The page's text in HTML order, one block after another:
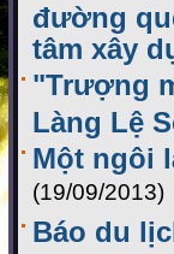
đường
tâm xây
"Trượng
Làng Lệ
Một ngôi
(19/09/2013)
Báo du